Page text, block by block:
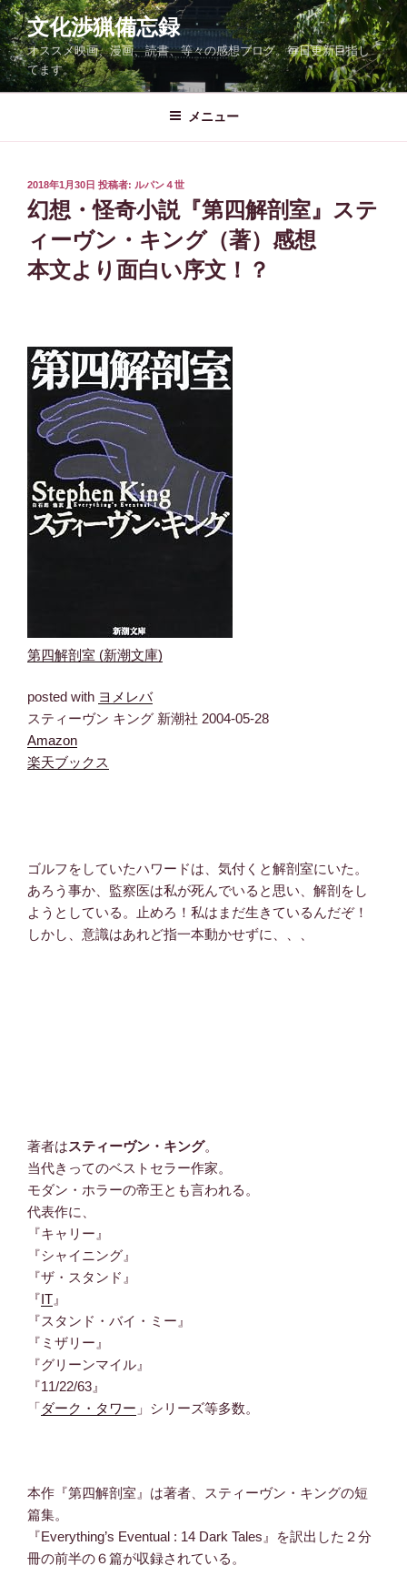
コ
ン
テ
ン
ツ
ス
文化渉猟備忘録
オススメ映画、漫画、読書、等々の感想ブログ。毎日更新目指し
てます。
メニュー
投
稿
日:
2018年1月30日 投稿者: ルパン４世
幻想・怪奇小説『第四解剖室』ステ
ィーヴン・キング（著）感想
本文より面白い序文！？
第四解剖室 (新潮文庫)
posted with ヨメレバ
スティーヴン キング 新潮社 2004-05-28
Amazon
楽天ブックス
ゴルフをしていたハワードは、気付くと解剖室にいた。
あろう事か、監察医は私が死んでいると思い、解剖をし
ようとしている。止めろ！私はまだ生きているんだぞ！
しかし、意識はあれど指一本動かせずに、、、
著者はスティーヴン・キング。
当代きってのベストセラー作家。
モダン・ホラーの帝王とも言われる。
代表作に、
『キャリー』
『シャイニング』
『ザ・スタンド』
『IT 』
『スタンド・バイ・ミー』
『ミザリー』
『グリーンマイル』
『11/22/63』
「ダーク・タワー 」シリーズ等多数。
本作『第四解剖室』は著者、スティーヴン・キングの短
篇集。
『Everything’s Eventual : 14 Dark Tales』を訳出した２分
冊の前半の６篇が収録されている。